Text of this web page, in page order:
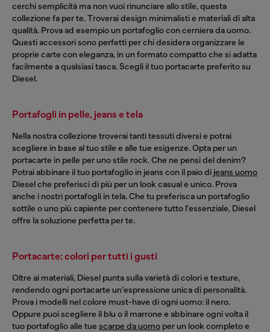
cerchi semplicità ma non vuoi rinunciare allo stile, questa
collezione fa per te. Troverai design minimalisti e materiali di alta
qualità. Prova ad esempio un portafoglio con cerniera da uomo.
Questi accessori sono perfetti per chi desidera organizzare le
proprie carte con eleganza, in un formato compatto che si adatta
facilmente a qualsiasi tasca. Scegli il tuo portacarte preferito su
Diesel.
Portafogli in pelle, jeans e tela
Nella nostra collezione troverai tanti tessuti diversi e potrai
scegliere in base al tuo stile e alle tue esigenze. Opta per un
portacarte in pelle per uno stile rock. Che ne pensi del denim?
Potrai abbinare il tuo portafoglio in jeans con il paio di jeans uomo
Diesel che preferisci di più per un look casual e unico. Prova
anche i nostri portafogli in tela. Che tu preferisca un portafoglio
sottile o uno più capiente per contenere tutto l'essenziale, Diesel
offre la soluzione perfetta per te.
Portacarte: colori per tutti i gusti
Oltre ai materiali, Diesel punta sulla varietà di colori e texture,
rendendo ogni portacarte un’espressione unica di personalità.
Prova i modelli nel colore must-have di ogni uomo: il nero.
Oppure puoi scegliere il blu o il marrone e abbinare ogni volta il
tuo portafoglio alle tue scarpe da uomo per un look completo e